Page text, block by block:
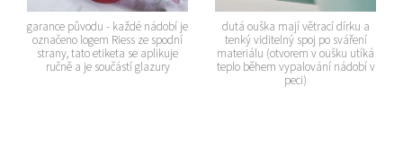
garance původu - každé nádobí je
označeno logem Riess ze spodní
strany, tato etiketa se aplikuje
ručně a je součástí glazury
dutá ouška mají větrací dírku a
tenký viditelný spoj po sváření
materiálu (otvorem v oušku utíká
teplo během vypalování nádobí v
peci)